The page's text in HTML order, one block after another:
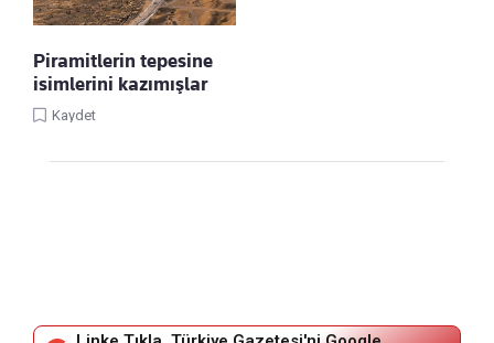
Piramitlerin tepesine
isimlerini kazımışlar
Kaydet